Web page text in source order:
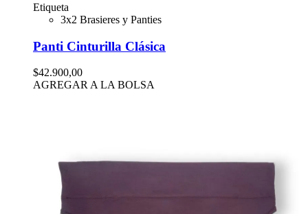
Etiqueta
3x2 Brasieres y Panties
Panti Cinturilla Clásica
$42.900,00
AGREGAR A LA BOLSA